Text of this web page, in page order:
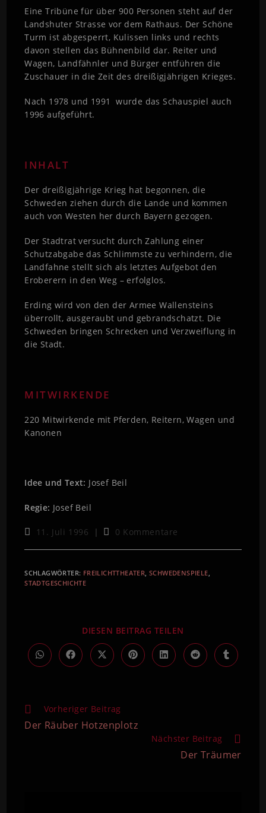
Eine Tribüne für über 900 Personen steht auf der
Landshuter Strasse vor dem Rathaus. Der Schöne
Turm ist abgesperrt, Kulissen links und rechts
davon stellen das Bühnenbild dar. Reiter und
Wagen, Landfähnler und Bürger entführen die
Zuschauer in die Zeit des dreißigjährigen Krieges.
Nach 1978 und 1991 wurde das Schauspiel auch
1996 aufgeführt.
INHALT
Der dreißigjährige Krieg hat begonnen, die
Schweden ziehen durch die Lande und kommen
auch von Westen her durch Bayern gezogen.
Der Stadtrat versucht durch Zahlung einer
Schutzabgabe das Schlimmste zu verhindern, die
Landfahne stellt sich als letztes Aufgebot den
Eroberern in den Weg – erfolglos.
Erding wird von den der Armee Wallensteins
überrollt, ausgeraubt und gebrandschatzt. Die
Schweden bringen Schrecken und Verzweiflung in
die Stadt.
MITWIRKENDE
220 Mitwirkende mit Pferden, Reitern, Wagen und
Kanonen
Idee und Text: Josef Beil
Regie: Josef Beil
11. Juli 1996 0 Kommentare
SCHLAGWÖRTER: FREILICHTTHEATER, SCHWEDENSPIELE,
STADTGESCHICHTE
DIESEN BEITRAG TEILEN
Vorheriger Beitrag
Der Räuber Hotzenplotz
Nächster Beitrag
Der Träumer